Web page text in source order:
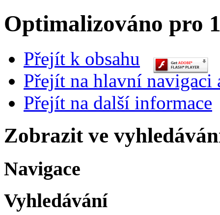
Optimalizováno pro
Přejít k obsahu
Přejít na hlavní navigaci
Přejít na další informace
Zobrazit ve
Navigace
Vyhledávání